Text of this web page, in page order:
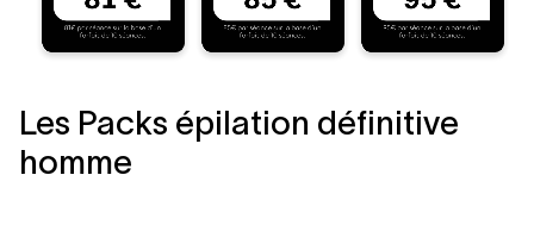
Les Packs épilation définitive
homme